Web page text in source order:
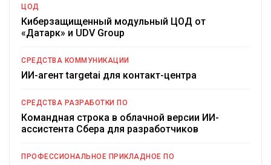
ЦОД
Киберзащищенный модульный ЦОД от
«Датарк» и UDV Group
СРЕДСТВА КОММУНИКАЦИИ
ИИ-агент targetai для контакт-центра
СРЕДСТВА РАЗРАБОТКИ ПО
Командная строка в облачной версии ИИ-
ассистента Сбера для разработчиков
ПРОФЕССИОНАЛЬНОЕ ПРИКЛАДНОЕ ПО